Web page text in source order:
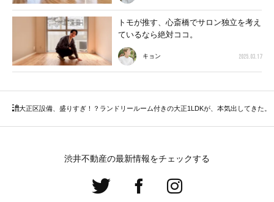
トモが推す、心斎橋でサロン独立を考え
ているなら絶対ココ。
キョン 2025.03.17
設備、盛りすぎ！？ランドリールーム付きの大正1LDKが、本気出してきた。
大正区
渋井不動産の最新情報をチェックする